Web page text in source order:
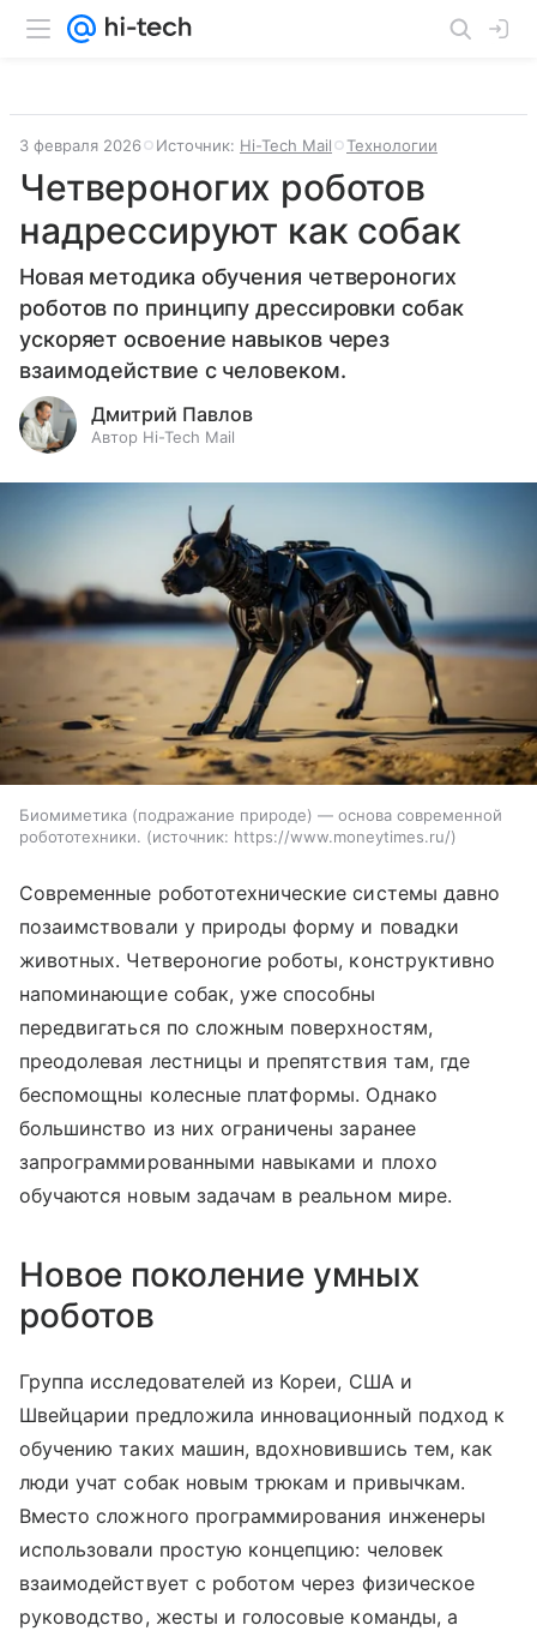
3 февраля 2026 Источник: Hi-Tech Mail Технологии
Четвероногих роботов
надрессируют как собак
Новая методика обучения четвероногих
роботов по принципу дрессировки собак
ускоряет освоение навыков через
взаимодействие с человеком.
Дмитрий Павлов
Автор Hi-Tech Mail
Биомиметика (подражание природе) — основа современной
робототехники.
источник: https://www.moneytimes.ru/
Современные робототехнические системы давно
позаимствовали у природы форму и повадки
животных. Четвероногие роботы, конструктивно
напоминающие собак, уже способны
передвигаться по сложным поверхностям,
преодолевая лестницы и препятствия там, где
беспомощны колесные платформы. Однако
большинство из них ограничены заранее
запрограммированными навыками и плохо
обучаются новым задачам в реальном мире.
Новое поколение умных
роботов
Группа исследователей из Кореи, США и
Швейцарии предложила инновационный подход к
обучению таких машин, вдохновившись тем, как
люди учат собак новым трюкам и привычкам.
Вместо сложного программирования инженеры
использовали простую концепцию: человек
взаимодействует с роботом через физическое
руководство, жесты и голосовые команды, а